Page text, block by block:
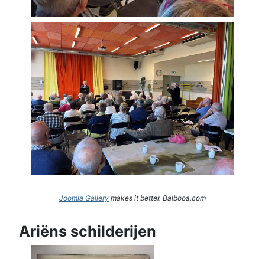
Joomla Gallery makes it better. Balbooa.com
Ariëns schilderijen